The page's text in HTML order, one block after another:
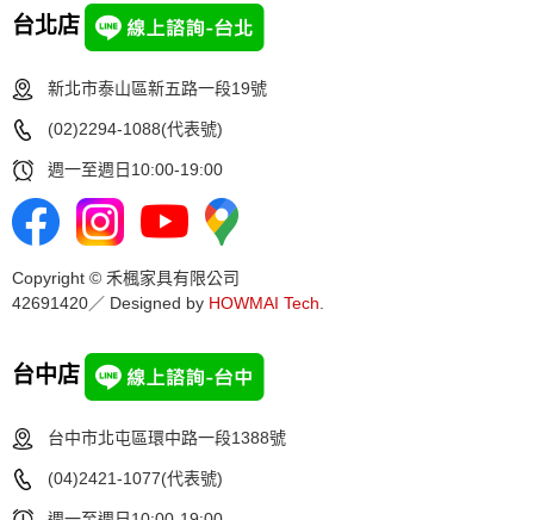
台北店
新北市泰山區新五路一段19號
(02)2294-1088(代表號)
週一至週日10:00-19:00
Copyright © 禾楓家具有限公司
42691420／ Designed by HOWMAI Tech
台中店
台中市北屯區環中路一段1388號
(04)2421-1077(代表號)